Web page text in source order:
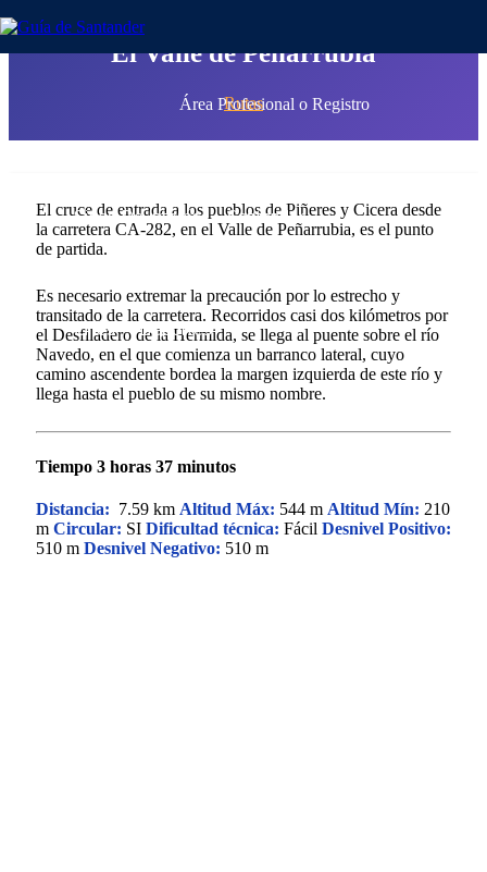
Área Profesional o Registro
Sitios De Interés Santander
Cines Deportes
El Valle de Peñarrubia
Rutas
El cruce de entrada a los pueblos de Piñeres y Cicera desde
la carretera CA-282, en el Valle de Peñarrubia, es el punto
de partida.
Es necesario extremar la precaución por lo estrecho y
transitado de la carretera. Recorridos casi dos kilómetros por
el Desfiladero de la Hermida, se llega al puente sobre el río
Navedo, en el que comienza un barranco lateral, cuyo
camino ascendente bordea la margen izquierda de este río y
llega hasta el pueblo de su mismo nombre.
Tiempo 3 horas 37 minutos
Distancia: 7.59 km Altitud Máx: 544 m Altitud Mín: 210
m Circular: SI Dificultad técnica: Fácil Desnivel Positivo:
510 m Desnivel Negativo: 510 m